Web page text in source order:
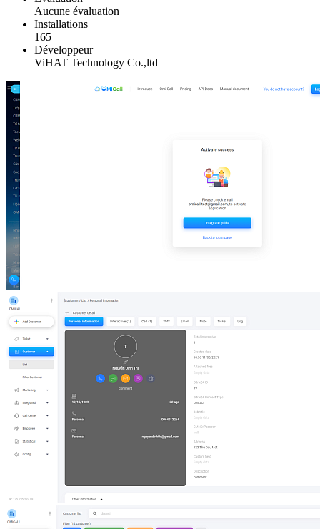
Aucune évaluation
Installations
165
Développeur
ViHAT Technology Co.,ltd